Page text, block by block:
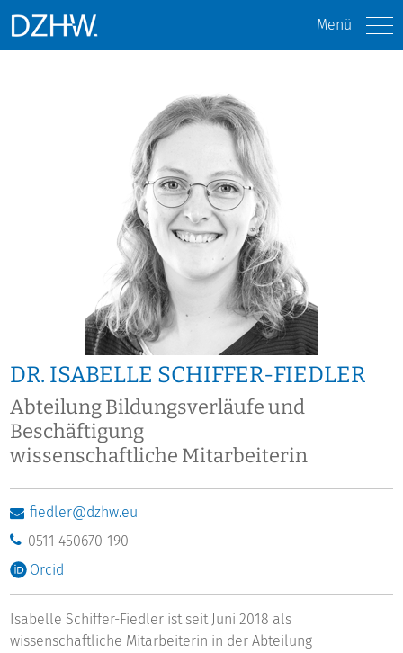
Menü
DR. ISABELLE SCHIFFER-FIEDLER
Abteilung Bildungsverläufe und
Beschäftigung
wissenschaftliche Mitarbeiterin
fiedler@dzhw.eu
0511 450670-190
Orcid
Isabelle Schiffer-Fiedler ist seit Juni 2018 als
wissenschaftliche Mitarbeiterin in der Abteilung